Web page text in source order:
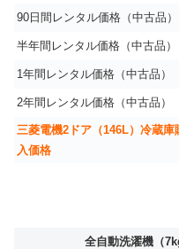
90日間レンタル価格（中古品）
半年間レンタル価格（中古品）
1年間レンタル価格（中古品）
2年間レンタル価格（中古品）
三菱電機2ドア（146L）冷蔵庫
入価格
全自動洗濯機（